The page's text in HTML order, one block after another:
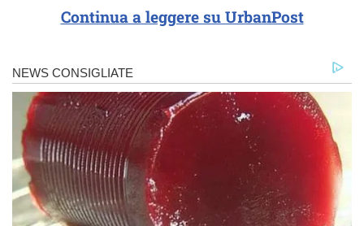
Continua a leggere su UrbanPost